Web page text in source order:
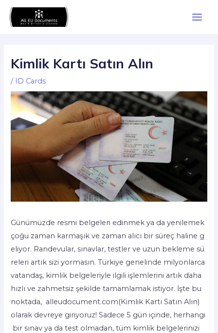
Skip
Kimlik Kartı Satın Alın
/ ID Cards
Günümüzde resmi belgeleri edinmek ya da yenilemek
çoğu zaman karmaşık ve zaman alıcı bir süreç haline g
eliyor. Randevular, sınavlar, testler ve uzun bekleme sü
releri artık sizi yormasın. Türkiye genelinde milyonlarca
vatandaş, kimlik belgeleriyle ilgili işlemlerini artık daha
hızlı ve zahmetsiz şekilde tamamlamak istiyor. İşte bu
noktada, alleudocument.com(Kimlik Kartı Satın Alın)
olarak devreye giriyoruz! Sadece 5 gün içinde, herhangi
bir sınav ya da test olmadan, tüm kimlik belgelerinizi